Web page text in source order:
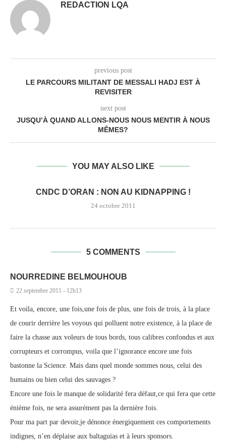
REDACTION LQA
previous post
LE PARCOURS MILITANT DE MESSALI HADJ EST À
REVISITER
next post
JUSQU’À QUAND ALLONS-NOUS NOUS MENTIR À NOUS
MÊMES?
YOU MAY ALSO LIKE
CNDC D’ORAN : NON AU KIDNAPPING !
24 octobre 2011
5 COMMENTS
NOURREDINE BELMOUHOUB
22 septembre 2011 - 12h13
Et voila, encore, une fois,une fois de plus, une fois de trois, à la place
de courir derrière les voyous qui polluent notre existence, à la place de
faire la chasse aux voleurs de tous bords, tous calibres confondus et aux
corrupteurs et corrompus, voila que l’ignorance encore une fois
bastonne la Science. Mais dans quel monde sommes nous, celui des
humains ou bien celui des sauvages ?
Encore une fois le manque de solidarité fera défaut,ce qui fera que cette
énième fois, ne sera assurément pas la dernière fois.
Pour ma part par devoir,je dénonce énergiquement ces comportements
indignes, n’en déplaise aux baltaguias et à leurs sponsors.